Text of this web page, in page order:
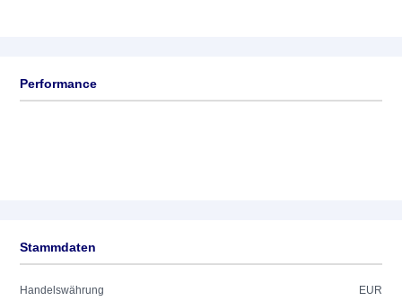
Performance
Stammdaten
Handelswährung EUR